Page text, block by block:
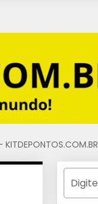
KITDEPONTOS.COM.BR